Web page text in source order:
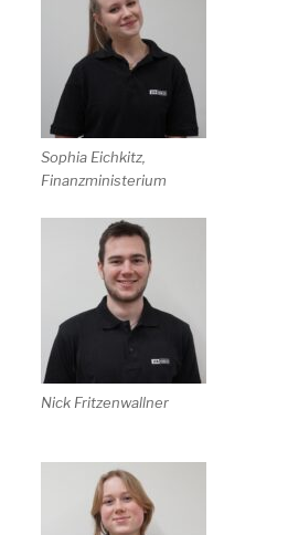
Sophia Eichkitz,
Finanzministerium
Nick Fritzenwallner